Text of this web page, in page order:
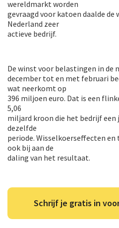
wereldmarkt worden
gevraagd voor katoen daalde de
Nederland zeer
actieve bedrijf.
De winst voor belastingen in de
december tot en met februari
wat neerkomt op
396 miljoen euro. Dat is een
5,06
miljard kroon die het bedrijf een
dezelfde
periode. Wisselkoerseffecten
ook bij aan de
daling van het resultaat.
Schrijf je gratis in